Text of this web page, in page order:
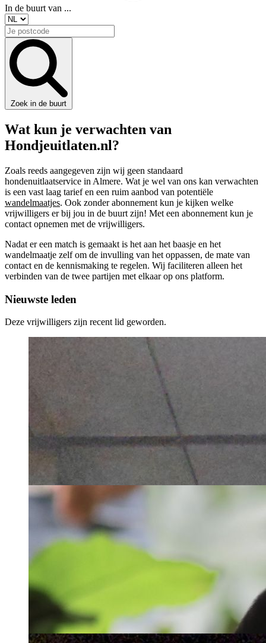
In de buurt van ...
Zoek in de buurt
Wat kun je verwachten van
Hondjeuitlaten.nl?
Zoals reeds aangegeven zijn wij geen standaard
hondenuitlaatservice in Almere. Wat je wel van ons kan verwachten
is een vast laag tarief en een ruim aanbod van potentiële
wandelmaatjes. Ook zonder abonnement kun je kijken welke
vrijwilligers er bij jou in de buurt zijn! Met een abonnement kun je
contact opnemen met de vrijwilligers.
Nadat er een match is gemaakt is het aan het baasje en het
wandelmaatje zelf om de invulling van het oppassen, de mate van
contact en de kennismaking te regelen. Wij faciliteren alleen het
verbinden van de twee partijen met elkaar op ons platform.
Nieuwste leden
Deze vrijwilligers zijn recent lid geworden.